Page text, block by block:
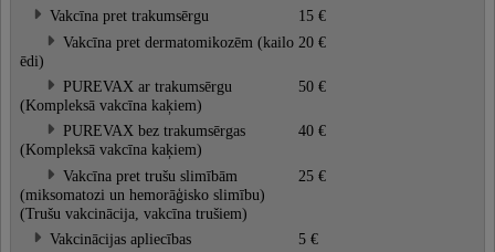
Vakcīna pret trakumsērgu
15 €
Vakcīna pret dermatomikozēm (kailo
ēdi)
20 €
PUREVAX ar trakumsērgu
(Kompleksā vakcīna kaķiem)
50 €
PUREVAX bez trakumsērgas
(Kompleksā vakcīna kaķiem)
40 €
Vakcīna pret trušu slimībām
(miksomatozi un hemorāģisko slimību)
(Trušu vakcinācija, vakcīna trušiem)
25 €
Vakcinācijas apliecības 5 €